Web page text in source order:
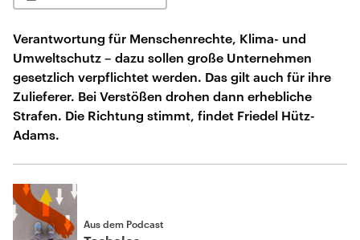
Verantwortung für Menschenrechte, Klima- und
Umweltschutz – dazu sollen große Unternehmen
gesetzlich verpflichtet werden. Das gilt auch für ihre
Zulieferer. Bei Verstößen drohen dann erhebliche
Strafen. Die Richtung stimmt, findet Friedel Hütz-
Adams.
Aus dem Podcast